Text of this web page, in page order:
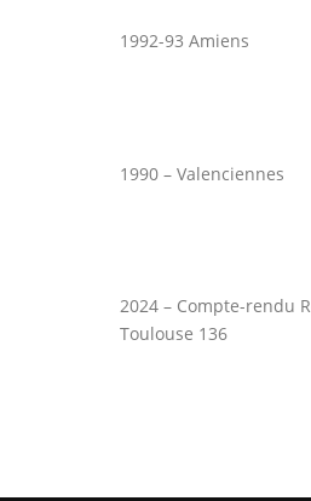
1992-93 Amiens
1990 – Valenciennes
2024 – Compte-rendu
Toulouse 136